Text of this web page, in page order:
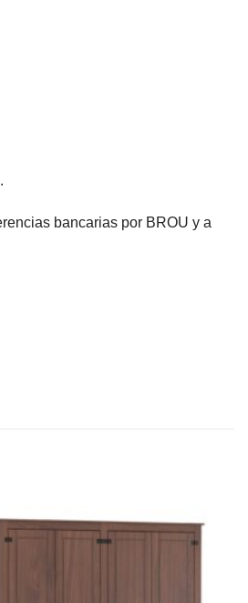
bancarias por BROU y a
Favoritos